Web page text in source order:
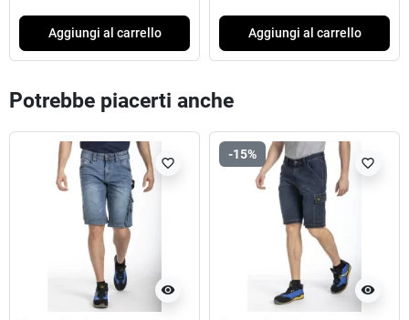
Aggiungi al carrello Aggiungi al carrello
Potrebbe piacerti anche
visibility
favorite_border
-15%
visibility
favorite_border